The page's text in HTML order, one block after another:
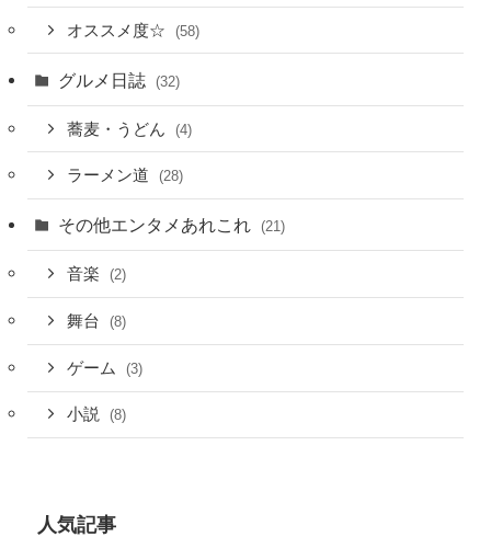
オススメ度☆ (58)
グルメ日誌 (32)
蕎麦・うどん (4)
ラーメン道 (28)
その他エンタメあれこれ (21)
音楽 (2)
舞台 (8)
ゲーム (3)
小説 (8)
人気記事